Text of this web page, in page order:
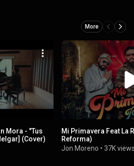
More
Mora - "Tus
(Cover)
Mi Primavera Feat La
Reforma)
Jon Moreno •37K